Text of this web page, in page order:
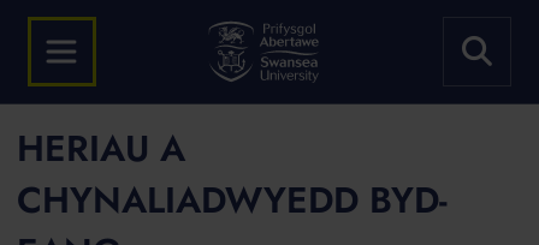
HERIAU A
CHYNALIADWYEDD BYD-